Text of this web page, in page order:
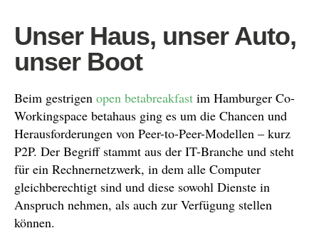
Unser Haus, unser Auto,
unser Boot
Beim gestrigen open betabreakfast im Hamburger Co-
Workingspace betahaus ging es um die Chancen und
Herausforderungen von Peer-to-Peer-Modellen – kurz
P2P. Der Begriff stammt aus der IT-Branche und steht
für ein Rechnernetzwerk, in dem alle Computer
gleichberechtigt sind und diese sowohl Dienste in
Anspruch nehmen, als auch zur Verfügung stellen
können.